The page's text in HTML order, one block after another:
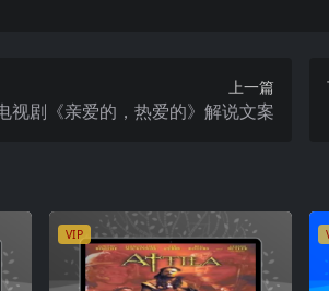
上一篇
视剧《亲爱的，热爱的》解说文案
VIP